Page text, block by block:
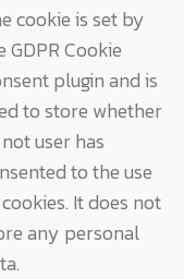
cookie is set by
GDPR Cookie
plugin and is
to store whether
user has
to the use
It does not
any personal